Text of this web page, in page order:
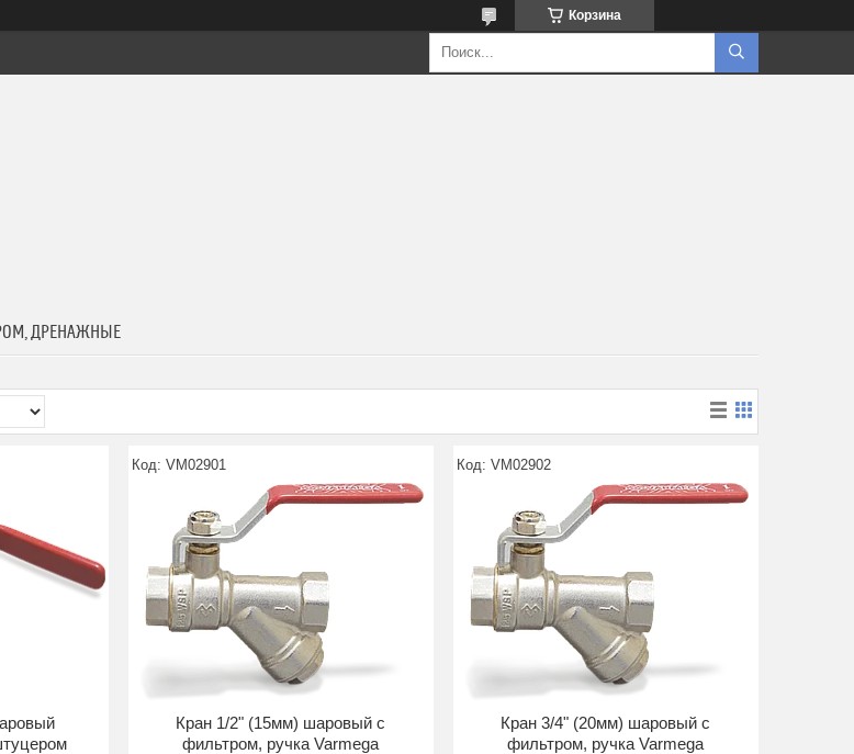
Корзина
ДРЕНАЖНЫЕ
VM02901
Кран 1/2" (15мм) шаровый с
фильтром, ручка Varmega
VM02902
Кран 3/4" (20мм) шаровый с
фильтром, ручка Varmega